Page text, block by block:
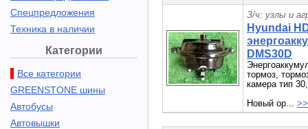
Спецпредложения
Техника в наличии
Категории
Все категории
GREENSTONE шины
Автобусы
Автовышки
З/ч: узлы и
Hyundai
DMS30D
тормоз,
камера тип
Новый ор...